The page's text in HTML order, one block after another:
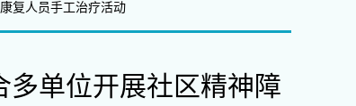
复人员手工治疗活动
单位开展社区精神障